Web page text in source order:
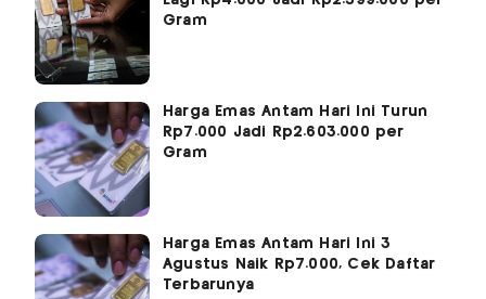
Gram
Harga Emas Antam Hari Ini Turun
Rp7.000 Jadi Rp2.603.000 per
Gram
Harga Emas Antam Hari Ini 3
Agustus Naik Rp7.000, Cek Daftar
Terbarunya